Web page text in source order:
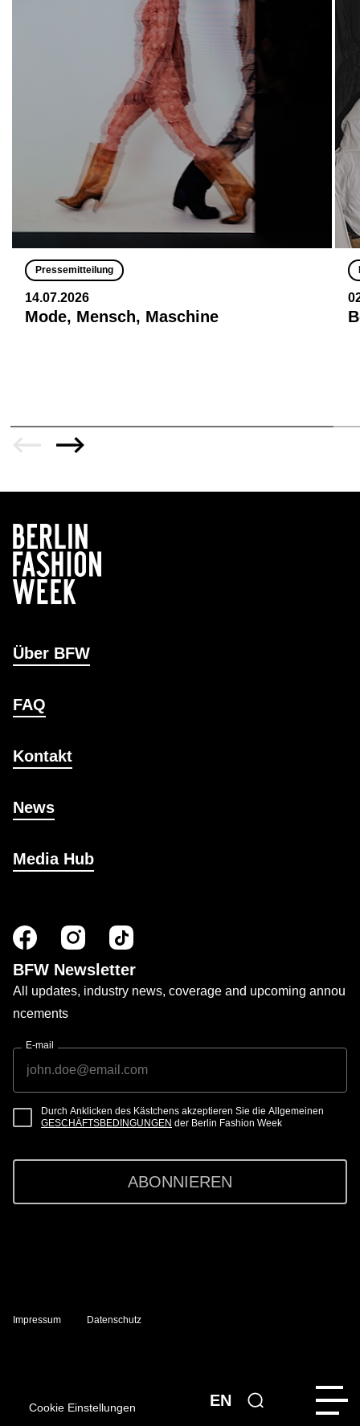
EN
Pressemitteilung
14.07.2026
Mode, Mensch, Maschine
Über BFW
FAQ
Kontakt
News
Media Hub
BFW Newsletter
All updates, industry news, coverage and upcoming annou
ncements
E-mail
Durch Anklicken des Kästchens akzeptieren Sie die Allgemeinen
GESCHÄFTSBEDINGUNGEN der Berlin Fashion Week
ABONNIEREN
Impressum Datenschutz
Cookie Einstellungen